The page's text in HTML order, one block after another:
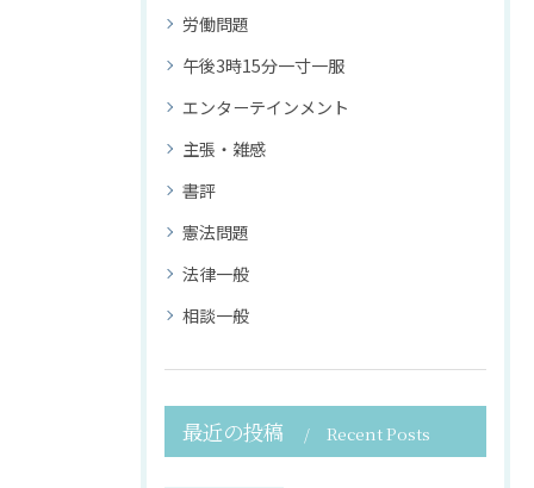
労働問題
午後3時15分一寸一服
エンターテインメント
主張・雑感
書評
憲法問題
法律一般
相談一般
最近の投稿 Recent Posts